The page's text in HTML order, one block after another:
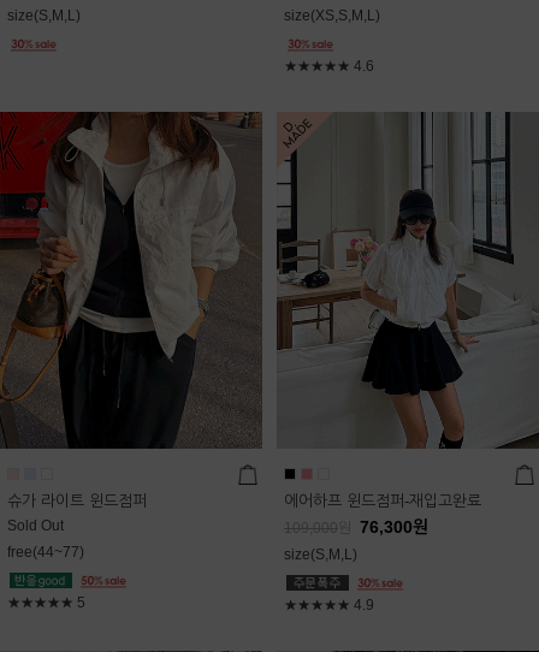
size(S,M,L) size(XS,S,M,L)
★★★★★ 4.6
슈가 라이트 윈드점퍼
Sold Out
free(44~77)
★★★★★ 5
에어하프 윈드점퍼-재입고완료
109,000 76,300원
size(S,M,L)
★★★★★ 4.9